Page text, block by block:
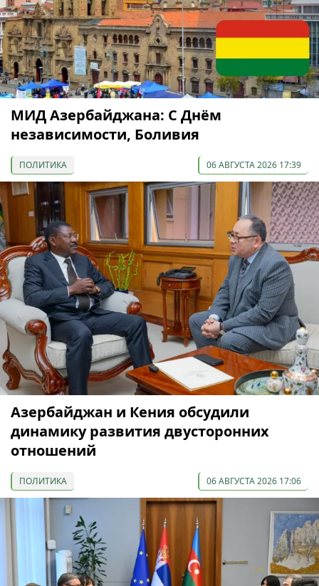
МИД Азербайджана: С Днём
независимости, Боливия
ПОЛИТИКА 06 АВГУСТА 2026 17:39
Азербайджан и Кения обсудили
динамику развития двусторонних
отношений
ПОЛИТИКА 06 АВГУСТА 2026 17:06